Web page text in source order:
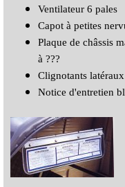
Ventilateur 6 pales
Capot à petites
Plaque de châssis
à ???
Clignotants
Notice d'entretien